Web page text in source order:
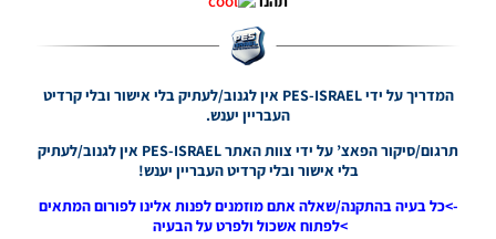
המדריך על ידי PES-ISRAEL אין לגנוב/לעתיק בלי אישור ובלי קרדיט
העבריין יענש.
תרגום/סיקור הפאצ’ על ידי צוות האתר PES-ISRAEL אין לגנוב/לעתיק
בלי אישור ובלי קרדיט העבריין יענש!
->כל בעיה בהתקנה/שאלה אתם מוזמנים לפנות אלינו לפורום המתאים
>לפתוח אשכול ולפרט על הבעיה
Clothing
State Cup